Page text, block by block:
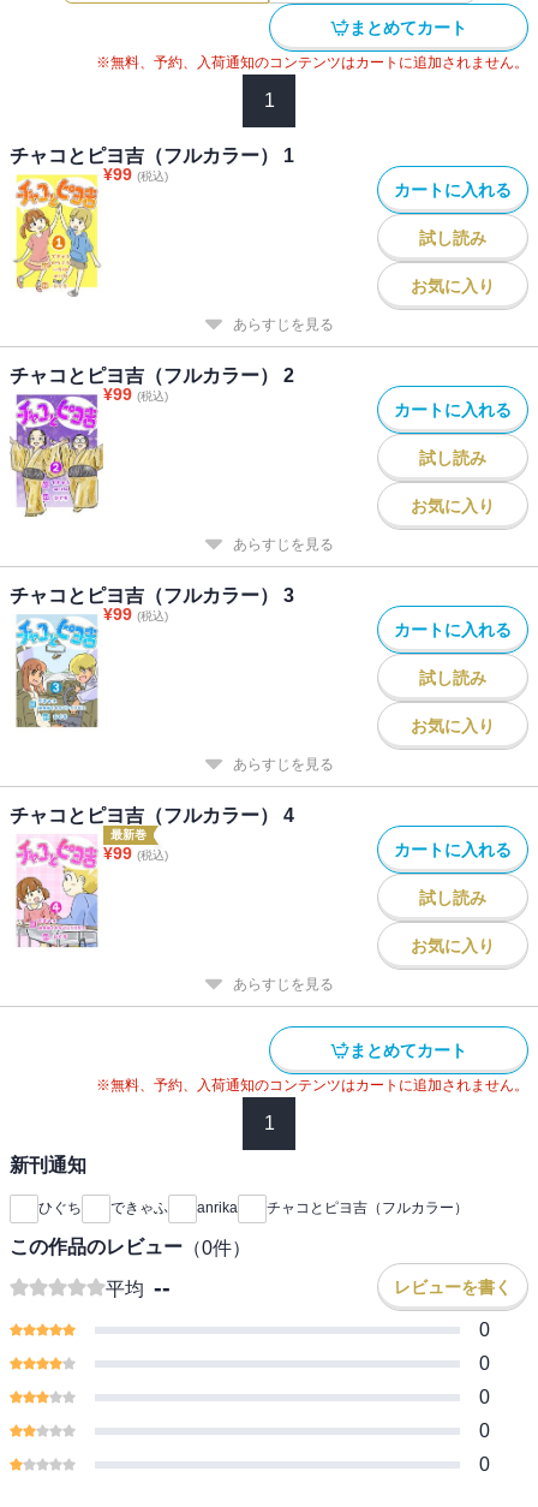
まとめてカート
※無料、予約、入荷通知のコンテンツはカートに追加されません。
1
チャコとピヨ吉（フルカラー） 1
¥99 (税込)
カートに入れる
試し読み
お気に入り
あらすじを見る
チャコとピヨ吉（フルカラー） 2
¥99 (税込)
カートに入れる
試し読み
お気に入り
あらすじを見る
チャコとピヨ吉（フルカラー） 3
¥99 (税込)
カートに入れる
試し読み
お気に入り
あらすじを見る
チャコとピヨ吉（フルカラー） 4
最新巻
¥99 (税込) カートに入れる
試し読み
お気に入り
あらすじを見る
まとめてカート
※無料、予約、入荷通知のコンテンツはカートに追加されません。
1
新刊通知
ひぐち できゃふ anrika チャコとピヨ吉（フルカラー）
この作品のレビュー （0件）
平均 -- レビューを書く
0
0
0
0
0